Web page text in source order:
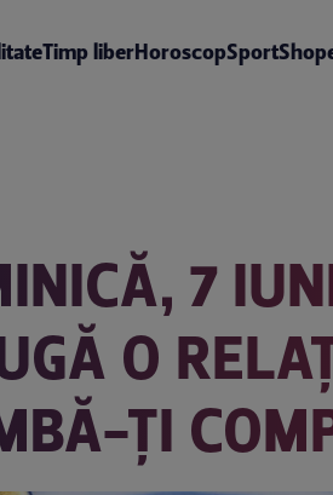
Timp liberHoroscopSportShop
7
O
ȚI